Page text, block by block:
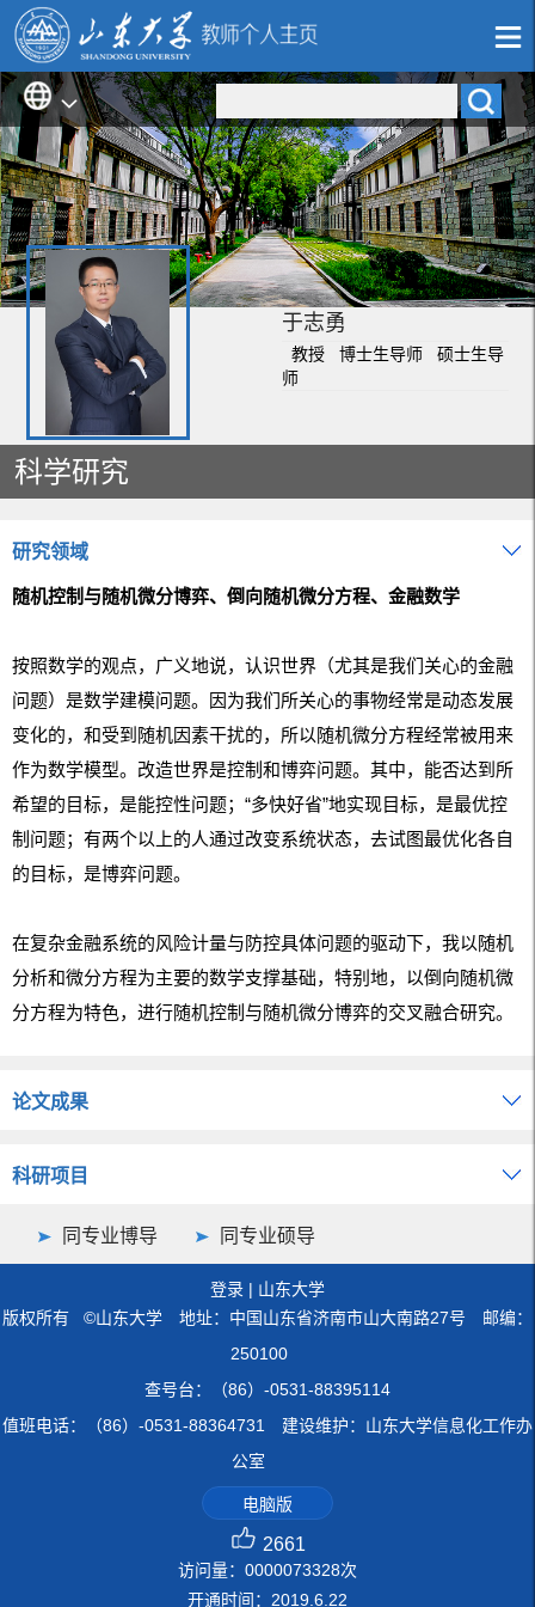
于志勇
教授 博士生导师 硕士生导
师
科学研究
研究领域
随机控制与随机微分博弈、倒向随机微分方程、金融数学
按照数学的观点，广义地说，认识世界（尤其是我们关心的金融
问题）是数学建模问题。因为我们所关心的事物经常是动态发展
变化的，和受到随机因素干扰的，所以随机微分方程经常被用来
作为数学模型。改造世界是控制和博弈问题。其中，能否达到所
希望的目标，是能控性问题；“多快好省”地实现目标，是最优控
制问题；有两个以上的人通过改变系统状态，去试图最优化各自
的目标，是博弈问题。
在复杂金融系统的风险计量与防控具体问题的驱动下，我以随机
分析和微分方程为主要的数学支撑基础，特别地，以倒向随机微
分方程为特色，进行随机控制与随机微分博弈的交叉融合研究。
论文成果
科研项目
同专业博导 同专业硕导
登录 | 山东大学
版权所有 ©山东大学 地址：中国山东省济南市山大南路27号 邮编：
250100
查号台：（86）-0531-88395114
值班电话：（86）-0531-88364731 建设维护：山东大学信息化工作办
公室
电脑版
2661
访问量： 0000073328次
开通时间： 2019 6 22